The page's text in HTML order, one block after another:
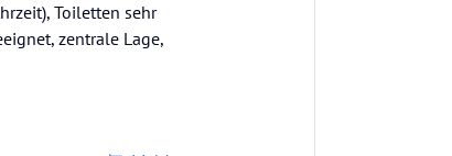
Toiletten sehr
zentrale Lage,